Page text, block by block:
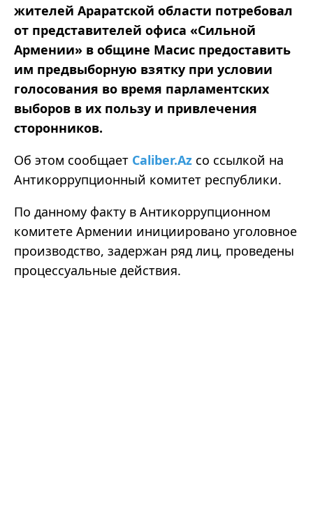
жителей Араратской области потребовал
от представителей офиса «Сильной
Армении» в общине Масис предоставить
им предвыборную взятку при условии
голосования во время парламентских
выборов в их пользу и привлечения
сторонников.
Об этом сообщает Caliber.Az со ссылкой на
Антикоррупционный комитет республики.
По данному факту в Антикоррупционном
комитете Армении инициировано уголовное
производство, задержан ряд лиц, проведены
процессуальные действия.